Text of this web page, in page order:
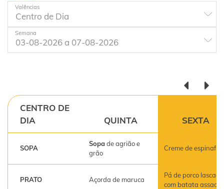
Valências
Semana
CENTRO DE
DIA
QUINTA SEXTA
SOPA
Sopade agrião e
grão
Creme de
PRATO Açorda de maruca
Pá de porco lascada
com batata assada